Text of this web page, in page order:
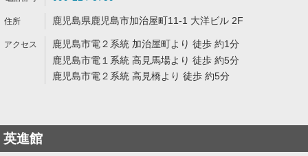
鹿児島県鹿児島市加治屋町11-1 大洋ビル 2F
鹿児島市電２系統 加治屋町より 徒歩 約1分
鹿児島市電１系統 高見馬場より 徒歩 約5分
鹿児島市電２系統 高見橋より 徒歩 約5分
英進館